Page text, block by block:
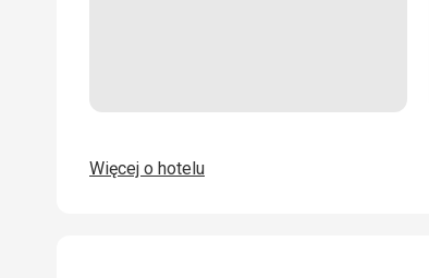
Więcej o hotelu